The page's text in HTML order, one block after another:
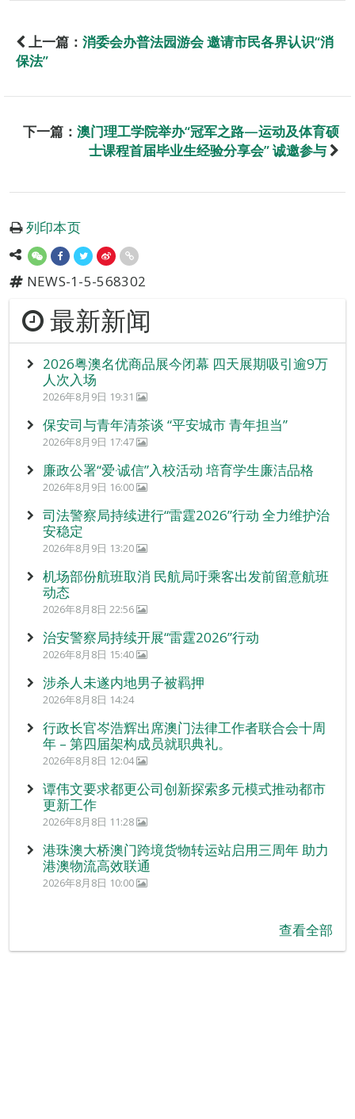
上一篇： 消委会办普法园游会 邀请市民各界认识“消
保法”
下一篇： 澳门理工学院举办“冠军之路—运动及体育硕
士课程首届毕业生经验分享会” 诚邀参与
列印本页
NEWS-1-5-568302
最新新闻
2026粤澳名优商品展今闭幕 四天展期吸引逾9万
人次入场
2026年8月9日 19:31
保安司与青年清茶谈 “平安城市 青年担当”
2026年8月9日 17:47
廉政公署“爱‧诚信”入校活动 培育学生廉洁品格
2026年8月9日 16:00
司法警察局持续进行“雷霆2026”行动 全力维护治
安稳定
2026年8月9日 13:20
机场部份航班取消 民航局吁乘客出发前留意航班
动态
2026年8月8日 22:56
治安警察局持续开展“雷霆2026”行动
2026年8月8日 15:40
涉杀人未遂内地男子被羁押
2026年8月8日 14:24
行政长官岑浩辉出席澳门法律工作者联合会十周
年 – 第四届架构成员就职典礼。
2026年8月8日 12:04
谭伟文要求都更公司创新探索多元模式推动都市
更新工作
2026年8月8日 11:28
港珠澳大桥澳门跨境货物转运站启用三周年 助力
港澳物流高效联通
2026年8月8日 10:00
查看全部